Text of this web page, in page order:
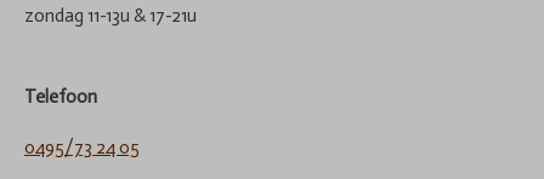
zondag 11-13u & 17-21u
Telefoon
0495/73 24 05